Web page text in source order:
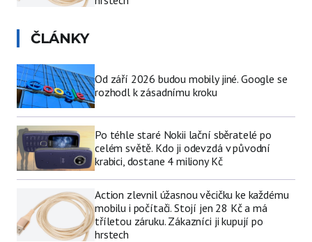
ČLÁNKY
Od září 2026 budou mobily jiné. Google se
rozhodl k zásadnímu kroku
Po téhle staré Nokii lační sběratelé po
celém světě. Kdo ji odevzdá v původní
krabici, dostane 4 miliony Kč
Action zlevnil úžasnou věcičku ke každému
mobilu i počítači. Stojí jen 28 Kč a má
tříletou záruku. Zákazníci ji kupují po
hrstech